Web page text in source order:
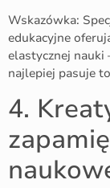
Wskazówka:
edukacyjne
elastycznej nauki
najlepiej pasuje
4.